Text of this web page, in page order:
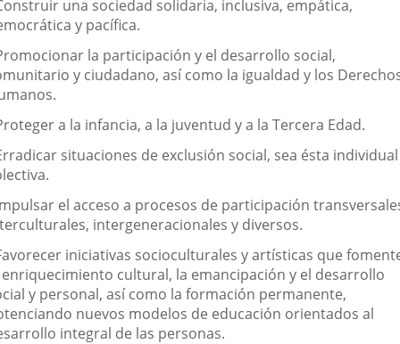
una sociedad solidaria, inclusiva, empática,
y pacífica.
la participación y el desarrollo social,
y ciudadano, así como la igualdad y los
a la infancia, a la juventud y a la Tercera Edad.
situaciones de exclusión social, sea ésta
el acceso a procesos de participación
intergeneracionales y diversos.
iniciativas socioculturales y artísticas que
cultural, la emancipación y el desarrollo
y personal, así como la formación permanente,
nuevos modelos de educación orientados al
integral de las personas.